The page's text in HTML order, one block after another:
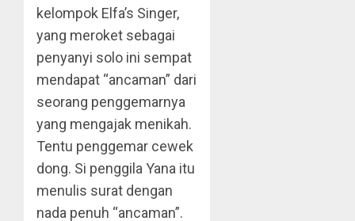
kelompok Elfa’s Singer,
yang meroket sebagai
penyanyi solo ini sempat
mendapat “ancaman” dari
seorang penggemarnya
yang mengajak menikah.
Tentu penggemar cewek
dong. Si penggila Yana itu
menulis surat dengan
nada penuh “ancaman”.